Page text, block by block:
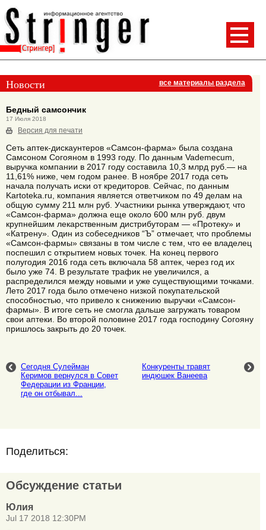
Новости все материалы раздела
Бедный самсончик
17 Июля 2018
Версия для печати
Сеть аптек-дискаунтеров «Самсон-фарма» была создана
Самсоном Согояном в 1993 году. По данным Vademecum,
выручка компании в 2017 году составила 10,3 млрд руб.— на
11,61% ниже, чем годом ранее. В ноябре 2017 года сеть
начала получать иски от кредиторов. Сейчас, по данным
Kartoteka.ru, компания является ответчиком по 49 делам на
общую сумму 211 млн руб. Участники рынка утверждают, что
«Самсон-фарма» должна еще около 600 млн руб. двум
крупнейшим лекарственным дистрибуторам — «Протеку» и
«Катрену». Один из собеседников “Ъ” отмечает, что проблемы
«Самсон-фармы» связаны в том числе с тем, что ее владелец
поспешил с открытием новых точек. На конец первого
полугодия 2016 года сеть включала 58 аптек, через год их
было уже 74. В результате трафик не увеличился, а
распределился между новыми и уже существующими точками.
Лето 2017 года было отмечено низкой покупательской
способностью, что привело к снижению выручки «Самсон-
фармы». В итоге сеть не смогла дальше загружать товаром
свои аптеки. Во второй половине 2017 года господину Согояну
пришлось закрыть до 20 точек.
Сегодня Сулейман
Керимов вернулся в Совет
Федерации из Франции,
где он отбывал...
Конкуренты травят
индюшек Ванеева
Поделиться:
Обсуждение статьи
Юлия
Jul 17 2018 12:30PM